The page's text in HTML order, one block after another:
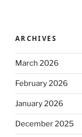
ARCHIVES
March 2026
February 2026
January 2026
December 2025